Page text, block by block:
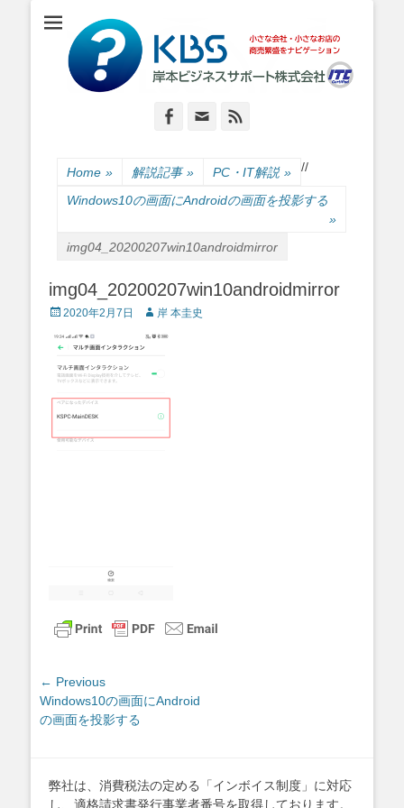
岸本ビジネスサポ
ート株式会社
小さな会社・小さなお店のIT経営をナビゲーション
Facebook
Email
Home » 解説記事 » /
PC・IT解説 » /
Windows10の画面にAndroidの画面を投影する
»
img04_20200207win10androidmirror
img04_20200207win10androidmirror
Posted
2020年2月7日 Author
岸 本圭史
投
稿
ナ
ー
← Previous
Previous
post:
Windows10の画面にAndroid
の画面を投影する
弊社は、消費税法の定める「インボイス制度」に対応
し、適格請求書発行事業者番号を取得しております。